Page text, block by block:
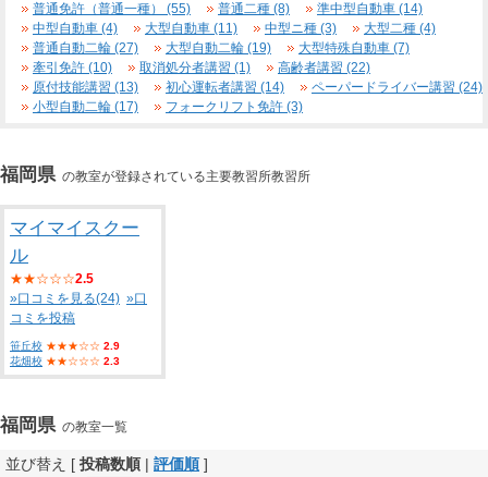
普通免許（普通一種） (55) 普通二種 (8)
準中型自動車 (14)
中型自動車 (4)
大型自動車 (11) 中型ニ種 (3)
大型二種 (4)
普通自動二輪 (27)
大型自動二輪 (19)
大型特殊自動車 (7)
牽引免許 (10)
取消処分者講習 (1)
高齢者講習 (22)
原付技能講習 (13)
初心運転者講習 (14)
ペーパードライバー講習 (24)
小型自動二輪 (17)
フォークリフト免許 (3)
福岡県の教室が登録されている主要教習所教習所
マイマイスクー
ル
★★☆☆☆2.5
»口コミを見る(24) »口
コミを投稿
笹丘校 ★★★☆☆ 2.9
花畑校 ★★☆☆☆ 2.3
福岡県の教室一覧
並び替え [ 投稿数順| 評価順]